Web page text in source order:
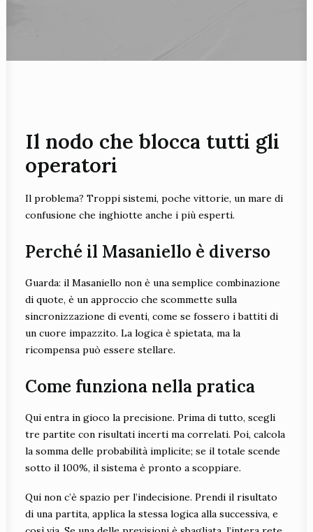
Il nodo che blocca tutti gli
operatori
Il problema? Troppi sistemi, poche vittorie, un mare di
confusione che inghiotte anche i più esperti.
Perché il Masaniello è diverso
Guarda: il Masaniello non è una semplice combinazione
di quote, è un approccio che scommette sulla
sincronizzazione di eventi, come se fossero i battiti di
un cuore impazzito. La logica è spietata, ma la
ricompensa può essere stellare.
Come funziona nella pratica
Qui entra in gioco la precisione. Prima di tutto, scegli
tre partite con risultati incerti ma correlati. Poi, calcola
la somma delle probabilità implicite; se il totale scende
sotto il 100%, il sistema è pronto a scoppiare.
Qui non c’è spazio per l’indecisione. Prendi il risultato
di una partita, applica la stessa logica alla successiva, e